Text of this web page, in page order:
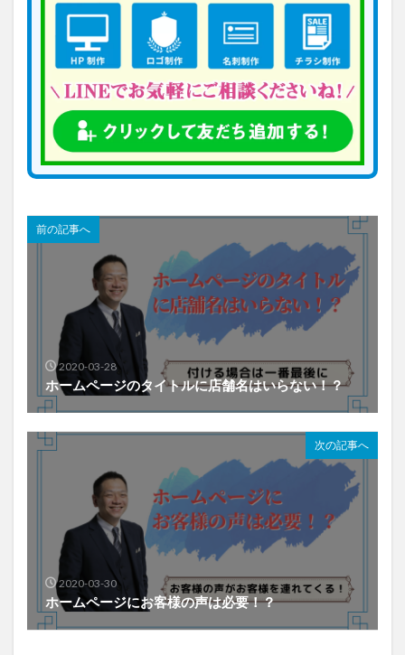
前の記事へ
2020-03-28
ホームページのタイトルに店舗名はいらない！？
次の記事へ
2020-03-30
ホームページにお客様の声は必要！？